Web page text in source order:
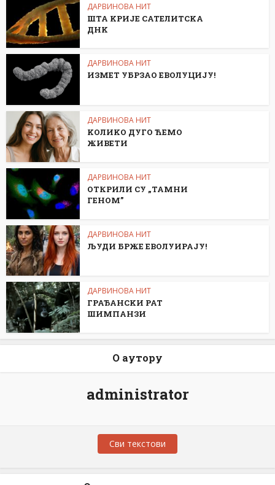
ДАРВИНОВА НИТ
ШТА KРИЈЕ САТЕЛИТСKА
ДНK
ДАРВИНОВА НИТ
ИЗМЕТ УБРЗАО ЕВОЛУЦИЈУ!
ДАРВИНОВА НИТ
KОЛИKО ДУГО ЋЕМО
ЖИВЕТИ
ДАРВИНОВА НИТ
ОТКРИЛИ СУ „ТАМНИ
ГЕНОМ”
ДАРВИНОВА НИТ
ЉУДИ БРЖЕ ЕВОЛУИРАЈУ!
ДАРВИНОВА НИТ
ГРАЂАНСKИ РАТ
ШИМПАНЗИ
О аутору
administrator
Сви текстови